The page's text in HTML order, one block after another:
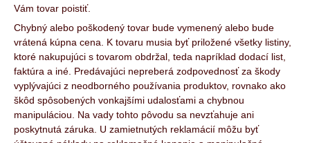
Vám tovar poistiť.
Chybný alebo poškodený tovar bude vymenený alebo bude
vrátená kúpna cena. K tovaru musia byť priložené všetky listiny,
ktoré nakupujúci s tovarom obdržal, teda napríklad dodací list,
faktúra a iné. Predávajúci nepreberá zodpovednosť za škody
vyplývajúci z neodborného používania produktov, rovnako ako
škôd spôsobených vonkajšími udalosťami a chybnou
manipuláciou. Na vady tohto pôvodu sa nevzťahuje ani
poskytnutá záruka. U zamietnutých reklamácií môžu byť